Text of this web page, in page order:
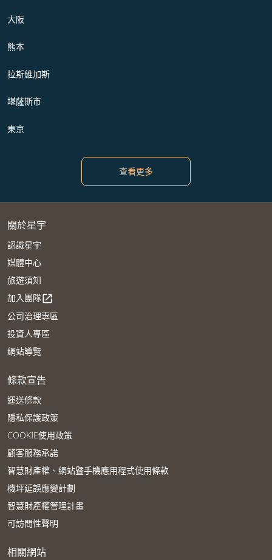
大阪
熊本
拉斯維加斯
堪薩斯市
東京
查看更多
關於星宇
認識星宇
媒體中心
旅遊須知
加入團隊open_in_new
公司治理專區
投資人專區
網站導覽
條款宣告
運送條款
隱私保護政策
COOKIE使用政策
顧客服務承諾
智慧財產權、網站暨手機應用程式使用條款
機坪延誤應變計劃
智慧財產權管理計畫
可訪問性聲明
相關網站